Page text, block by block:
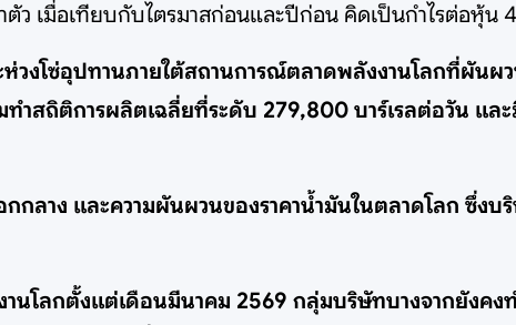
ว เมื่อเทียบกับไตรมาสก่อนและปีก่อน คิดเป็นกำไรต่อหุ้น
วงโซ่อุปทานภายใต้สถานการณ์ตลาดพลังงานโลกที่ผัน
สถิติการผลิตเฉลี่ยที่ระดับ 279,800 บาร์เรลต่อวัน แล
กลาง และความผันผวนของราคาน้ำมันในตลาดโลก ซึ่ง
นโลกตั้งแต่เดือนมีนาคม 2569 กลุ่มบริษัทบางจากยังคง